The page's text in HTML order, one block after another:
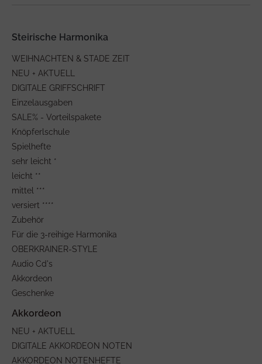
Steirische Harmonika
WEIHNACHTEN & STADE ZEIT
NEU + AKTUELL
DIGITALE GRIFFSCHRIFT
Einzelausgaben
SALE% - Vorteilspakete
Knöpferlschule
Spielhefte
sehr leicht *
leicht **
mittel ***
versiert ****
Zubehör
Für die 3-reihige Harmonika
OBERKRAINER-STYLE
Audio Cd's
Akkordeon
Geschenke
NEU + AKTUELL
DIGITALE AKKORDEON NOTEN
AKKORDEON NOTENHEFTE